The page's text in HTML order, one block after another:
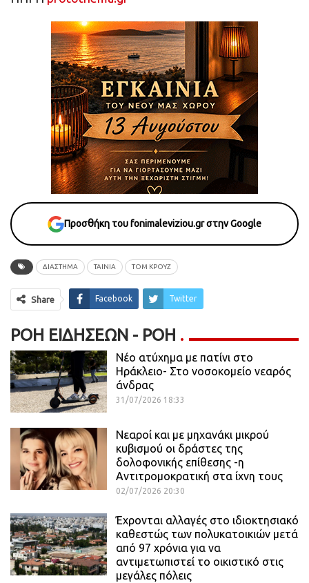
Προσθήκη του fonimaleviziou.gr στην Google
ΔΙΑΣΤΗΜΑ ΤΑΙΝΙΑ ΤΟΜ ΚΡΟΥΖ
Share Facebook Twitter
ΡΟΉ ΕΙΔΉΣΕΩΝ - ΡΟΗ
Νέο ατύχημα με πατίνι στο
Ηράκλειο- Στο νοσοκομείο νεαρός
άνδρας
31/07/2026 18:33
Νεαροί και με μηχανάκι μικρού
κυβισμού οι δράστες της
δολοφονικής επίθεσης -η
Αντιτρομοκρατική στα ίχνη τους
02/07/2026 20:30
Έχρονται αλλαγές στο ιδιοκτησιακό
καθεστώς των πολυκατοικιών μετά
από 97 χρόνια για να
αντιμετωπιστεί το οικιστικό στις
μεγάλες πόλεις